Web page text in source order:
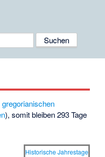
gregorianischen
), somit bleiben 293 Tage
Historische Jahrestage